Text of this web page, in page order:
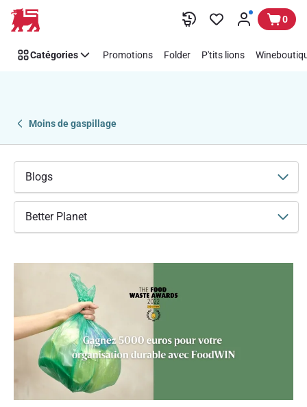
Passer
Vous
aussi,
contre
avec
soupes
Delhaize
0
Catégories Promotions Folder P'tits lions
Moins de gaspillage
Blogs
Better Planet